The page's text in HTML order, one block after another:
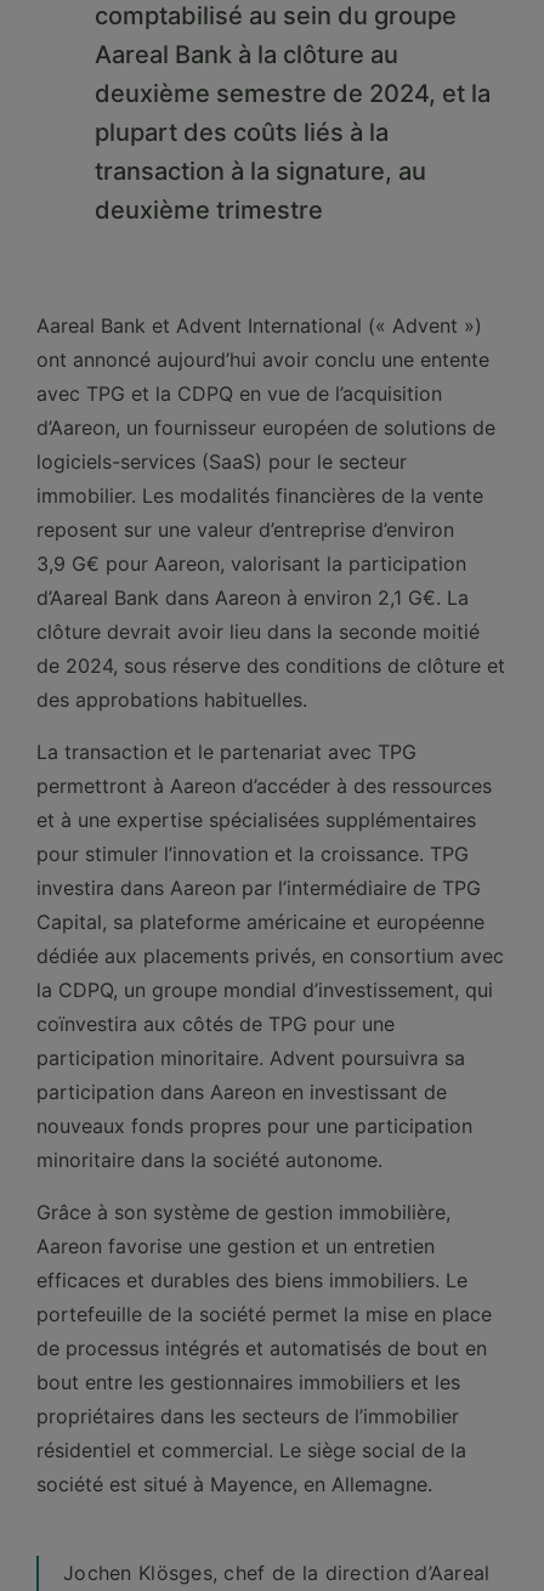
comptabilisé au sein du groupe
Aareal Bank à la clôture au
deuxième semestre de 2024, et la
plupart des coûts liés à la
transaction à la signature, au
deuxième trimestre
Aareal Bank et Advent International (« Advent »)
ont annoncé aujourd’hui avoir conclu une entente
avec TPG et la CDPQ en vue de l’acquisition
d’Aareon, un fournisseur européen de solutions de
logiciels-services (SaaS) pour le secteur
immobilier. Les modalités financières de la vente
reposent sur une valeur d’entreprise d’environ
3,9 G€ pour Aareon, valorisant la participation
d’Aareal Bank dans Aareon à environ 2,1 G€. La
clôture devrait avoir lieu dans la seconde moitié
de 2024, sous réserve des conditions de clôture et
des approbations habituelles.
La transaction et le partenariat avec TPG
permettront à Aareon d’accéder à des ressources
et à une expertise spécialisées supplémentaires
pour stimuler l’innovation et la croissance. TPG
investira dans Aareon par l’intermédiaire de TPG
Capital, sa plateforme américaine et européenne
dédiée aux placements privés, en consortium avec
la CDPQ, un groupe mondial d’investissement, qui
coïnvestira aux côtés de TPG pour une
participation minoritaire. Advent poursuivra sa
participation dans Aareon en investissant de
nouveaux fonds propres pour une participation
minoritaire dans la société autonome.
Grâce à son système de gestion immobilière,
Aareon favorise une gestion et un entretien
efficaces et durables des biens immobiliers. Le
portefeuille de la société permet la mise en place
de processus intégrés et automatisés de bout en
bout entre les gestionnaires immobiliers et les
propriétaires dans les secteurs de l’immobilier
résidentiel et commercial. Le siège social de la
société est situé à Mayence, en Allemagne.
Jochen Klösges, chef de la direction d’Aareal